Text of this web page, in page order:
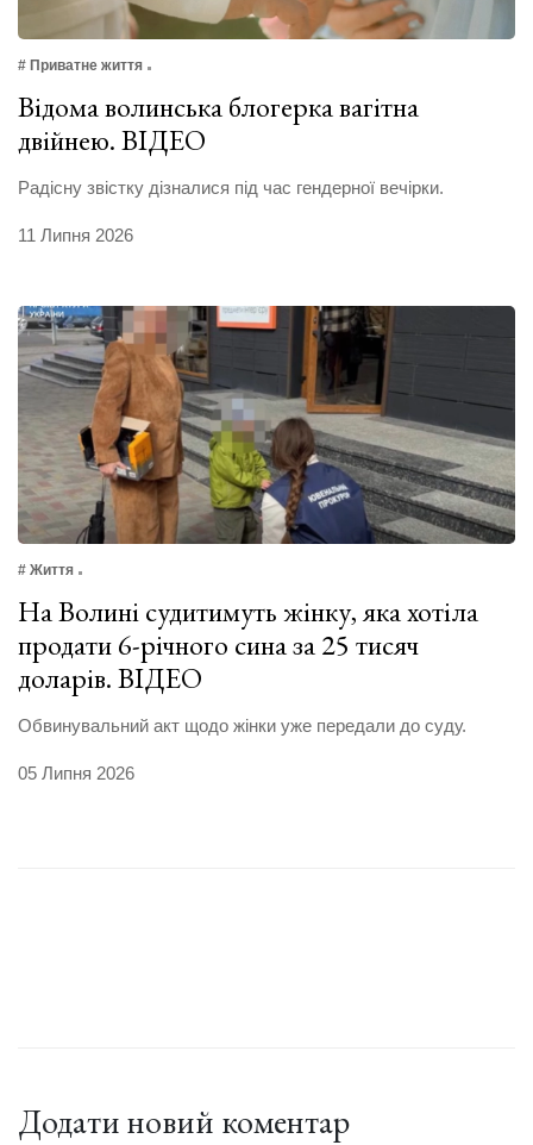
# Приватне життя
Відома волинська блогерка вагітна
двійнею. ВІДЕО
Радісну звістку дізналися під час гендерної вечірки.
11 Липня 2026
# Життя
На Волині судитимуть жінку, яка хотіла
продати 6-річного сина за 25 тисяч
доларів. ВІДЕО
Обвинувальний акт щодо жінки уже передали до суду.
05 Липня 2026
Додати новий коментар